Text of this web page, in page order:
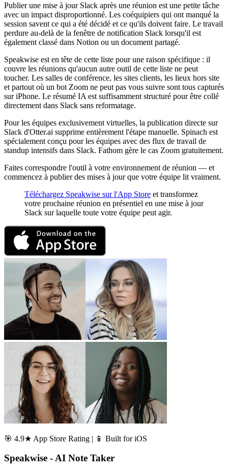
Publier une mise à jour Slack après une réunion est une petite tâche
avec un impact disproportionné. Les coéquipiers qui ont manqué la
session savent ce qui a été décidé et ce qu'ils doivent faire. Le travail
perdure au-delà de la fenêtre de notification Slack lorsqu'il est
également classé dans Notion ou un document partagé.
Speakwise est en tête de cette liste pour une raison spécifique : il
couvre les réunions qu'aucun autre outil de cette liste ne peut
toucher. Les salles de conférence, les sites clients, les lieux hors site
et partout où un bot Zoom ne peut pas vous suivre sont tous capturés
sur iPhone. Le résumé IA est suffisamment structuré pour être collé
directement dans Slack sans reformatage.
Pour les équipes exclusivement virtuelles, la publication directe sur
Slack d'Otter.ai supprime entièrement l'étape manuelle. Spinach est
spécialement conçu pour les équipes avec des flux de travail de
standup intensifs dans Slack. Fathom gère le cas Zoom gratuitement.
Faites correspondre l'outil à votre environnement de réunion — et
commencez à publier des mises à jour que votre équipe lit vraiment.
Téléchargez Speakwise sur l'App Store et transformez
votre prochaine réunion en présentiel en une mise à jour
Slack sur laquelle toute votre équipe peut agir.
🎯 4.9★ App Store Rating | 📱 Built for iOS
Speakwise - AI Note Taker